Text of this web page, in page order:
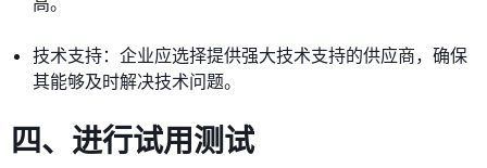
技术支持：企业应选择提供强大技术支持的供应商，确保
其能够及时解决技术问题。
四、进行试用测试